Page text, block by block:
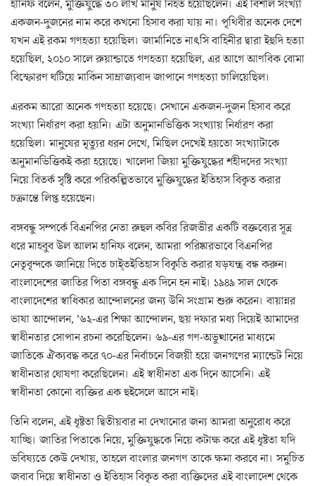
হানিফ বলেন, মুক্তিযুদ্ধে ৩০ লাখ মানুষ নিহত হয়েছিলেন। এই বিশাল সংখ্যা
একজন-দুজনের নাম করে কখনো হিসাব করা যায় না। পৃথিবীর অনেক দেশে
যখন এই রকম গণহত্যা হয়েছিল। জার্মানিতে নাৎসি বাহিনীর দ্বারা ইহুদি হত্যা
হয়েছিল, ২০১০ সালে রুয়ান্ডাতে গণহত্যা হয়েছিল, এর আগে আণবিক বোমা
বিস্ফোরণ ঘটিয়ে মার্কিন সাম্রাজ্যবাদ জাপানে গণহত্যা চালিয়েছিল।
এরকম আরো অনেক গণহত্যা হয়েছে। সেখানে একজন-দুজন হিসাব করে
সংখ্যা নির্ধারণ করা হয়নি। এটা অনুমানভিত্তিক সংখ্যায় নির্ধারণ করা
হয়েছিল। মানুষের মৃত্যুর ধরন দেখে, মিছিল দেখেই হয়তো সংখ্যাটাকে
অনুমানভিত্তিকই করা হয়েছে। খালেদা জিয়া মুক্তিযুদ্ধের শহীদদের সংখ্যা
নিয়ে বিতর্ক সৃষ্টি করে পরিকল্পিতভাবে মুক্তিযুদ্ধের ইতিহাস বিকৃত করার
চক্রান্তে লিপ্ত হয়েছেন।
বঙ্গবন্ধু সম্পর্কে বিএনপির নেতা রুহুল কবির রিজভীর একটি বক্তব্যের সূত্র
ধরে মাহবুব উল আলম হানিফ বলেন, আমরা পরিষ্কারভাবে বিএনপির
নেতৃবৃন্দকে জানিয়ে দিতে চাই্তইতিহাস বিকৃতি করার ষড়যন্ত্র বন্ধ করুন।
বাংলাদেশের জাতির পিতা বঙ্গবন্ধু এক দিনে হন নাই। ১৯৪৯ সাল থেকে
বাংলাদেশের স্বাধিকার আন্দোলনের জন্য উনি সংগ্রাম শুরু করেন। বায়ান্নর
ভাষা আন্দোলন, ’৬২-এর শিক্ষা আন্দোলন, ছয় দফার মধ্য দিয়েই আমাদের
স্বাধীনতার সোপান রচনা করেছিলেন। ৬৯-এর গণ-অভুত্থানের মাধ্যমে
জাতিকে ঐক্যবদ্ধ করে ৭০-এর নির্বাচনে বিজয়ী হয়ে জনগণের ম্যান্ডেট নিয়ে
স্বাধীনতার ঘোষণা করেছিলেন। এই স্বাধীনতা এক দিনে আসেনি। এই
স্বাধীনতা কোনো ব্যক্তির এক হুইসেলে আসে নাই।
তিনি বলেন, এই ধৃষ্টতা দ্বিতীয়বার না দেখানোর জন্য আমরা অনুরোধ করে
যাচ্ছি। জাতির পিতাকে নিয়ে, মুক্তিযুদ্ধকে নিয়ে কটাক্ষ করে এই ধৃষ্টতা যদি
ভবিষ্যতে কেউ দেখায়, তাহলে বাংলার জনগণ তাকে ক্ষমা করবে না। সমুচিত
জবাব দিয়ে স্বাধীনতা ও ইতিহাস বিকৃত করা ব্যক্তিদের এই বাংলাদেশ থেকে